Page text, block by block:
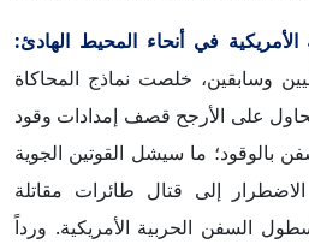
وسابقين، خلصت نماذج المحاكاة
على الأرجح قصف إمدادات وقود
بالوقود؛ ما سيشل القوتين الجوية
الاضطرار إلى قتال طائرات مقاتلة
السفن الحربية الأمريكية. ورداً